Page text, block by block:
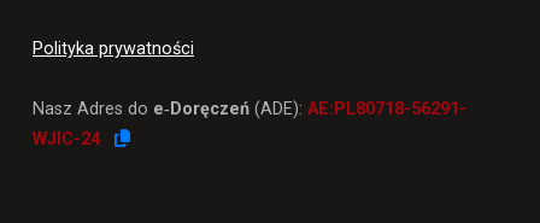
Polityka prywatności
Nasz Adres do e‑Doręczeń(ADE): AE:PL80718-56291-
WJIC-24